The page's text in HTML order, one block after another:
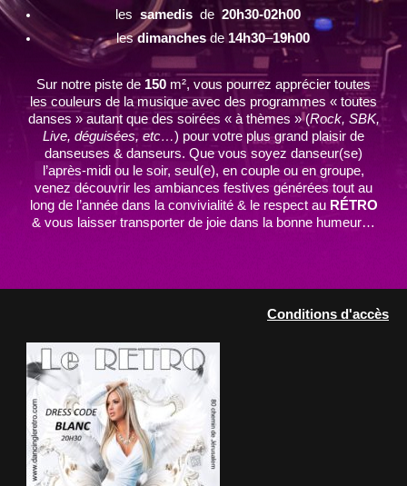
les samedis de20h30-02h00
lesdimanches de 14h30–19h00
Sur notre piste de 150 m², vous pourrez apprécier toutes
les couleurs de la musique avec des programmes « toutes
danses » autant que des soirées « à thèmes » (Rock, SBK,
Live, déguisées, etc…) pour votre plus grand plaisir de
danseuses & danseurs. Que vous soyez danseur(se)
l’après-midi ou le soir, seul(e), en couple ou en groupe,
venez découvrir les ambiances festives générées tout au
long de l’année dans la convivialité & le respect au RÉTRO
& vous laisser transporter de joie dans la bonne humeur…
Conditions d'accès